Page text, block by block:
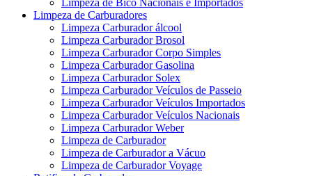
Limpeza de Bico Nacionais e Importados
Limpeza de Carburadores
Limpeza Carburador álcool
Limpeza Carburador Brosol
Limpeza Carburador Corpo Simples
Limpeza Carburador Gasolina
Limpeza Carburador Solex
Limpeza Carburador Veículos de Passeio
Limpeza Carburador Veículos Importados
Limpeza Carburador Veículos Nacionais
Limpeza Carburador Weber
Limpeza de Carburador
Limpeza de Carburador a Vácuo
Limpeza de Carburador Voyage